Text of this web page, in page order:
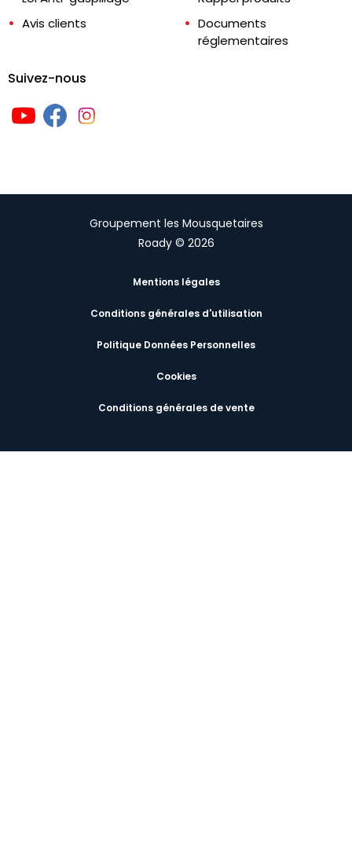
Avis clients
Documents
réglementaires
Suivez-nous
Groupement les Mousquetaires
Roady © 2026
Mentions légales
Conditions générales d'utilisation
Politique Données Personnelles
Cookies
Conditions générales de vente